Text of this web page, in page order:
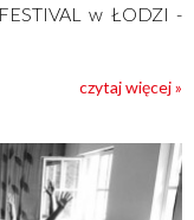
w ŁODZI -
czytaj więcej »